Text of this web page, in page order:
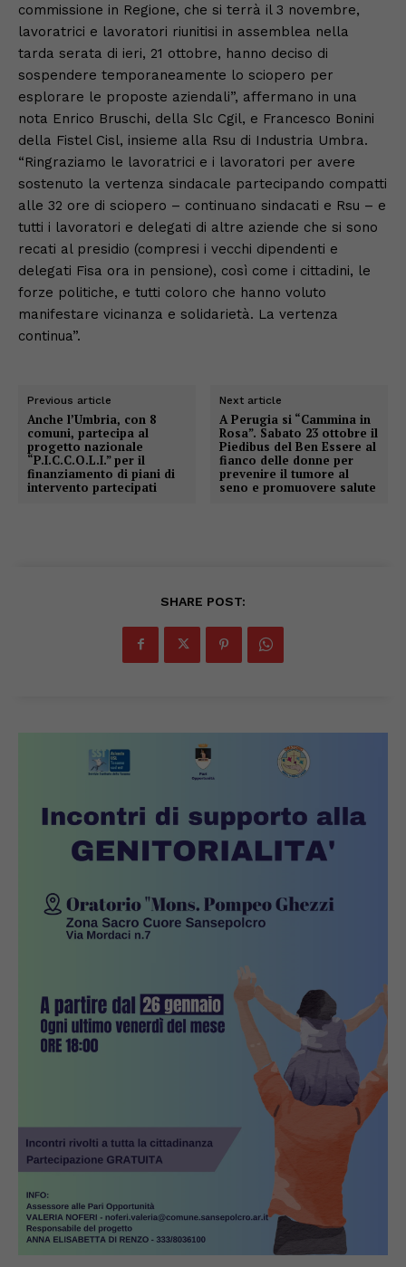
commissione in Regione, che si terrà il 3 novembre,
lavoratrici e lavoratori riunitisi in assemblea nella
tarda serata di ieri, 21 ottobre, hanno deciso di
sospendere temporaneamente lo sciopero per
esplorare le proposte aziendali”, affermano in una
nota Enrico Bruschi, della Slc Cgil, e Francesco Bonini
della Fistel Cisl, insieme alla Rsu di Industria Umbra.
“Ringraziamo le lavoratrici e i lavoratori per avere
sostenuto la vertenza sindacale partecipando compatti
alle 32 ore di sciopero – continuano sindacati e Rsu – e
tutti i lavoratori e delegati di altre aziende che si sono
recati al presidio (compresi i vecchi dipendenti e
delegati Fisa ora in pensione), così come i cittadini, le
forze politiche, e tutti coloro che hanno voluto
manifestare vicinanza e solidarietà. La vertenza
continua”.
Previous article
Anche l’Umbria, con 8
comuni, partecipa al
progetto nazionale
“P.I.C.C.O.L.I.” per il
finanziamento di piani di
intervento partecipati
Next article
A Perugia si “Cammina in
Rosa”. Sabato 23 ottobre il
Piedibus del Ben Essere al
fianco delle donne per
prevenire il tumore al
seno e promuovere salute
SHARE POST: